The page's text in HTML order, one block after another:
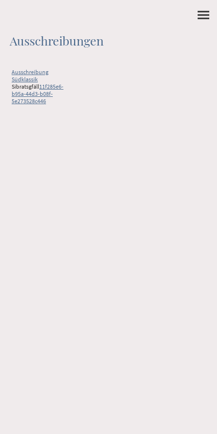
Ausschreibungen
Ausschreibung
Südklassik
Sibratsgfäll11f285e6-
b95a-44d3-b08f-
5e273528c446